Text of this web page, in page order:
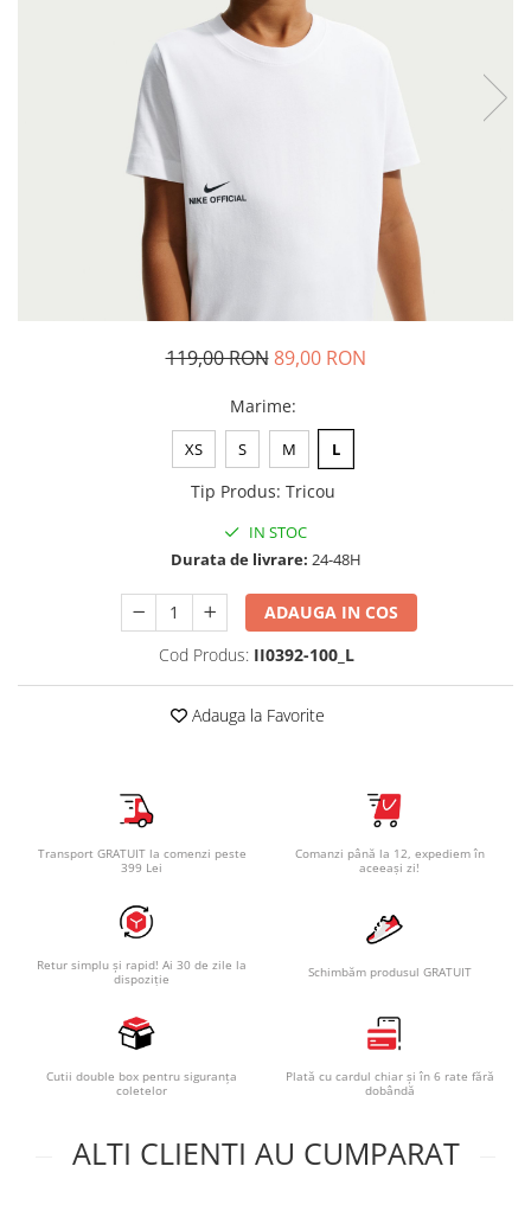
Pantaloni lungi copii
Geci si veste copii
Pantaloni scurti Copii
Ingrijire incaltaminte
119,00 RON 89,00 RON
Marime:
XS S M L
Tip Produs: Tricou
IN STOC
Durata de livrare: 24-48H
ADAUGA IN COS
Cod Produs: II0392-100_L
Adauga la Favorite
Transport GRATUIT la comenzi peste
399 Lei
Comanzi până la 12, expediem în
aceeași zi!
Retur simplu și rapid! Ai 30 de zile la
dispoziție
Schimbăm produsul GRATUIT
Cutii double box pentru siguranța
coletelor
Plată cu cardul chiar și în 6 rate fără
dobândă
ALTI CLIENTI AU CUMPARAT